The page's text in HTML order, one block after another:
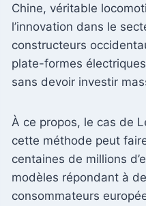
Chine, véritable
l’innovation dans le
constructeurs
plate-formes
sans devoir investir
À ce propos, le cas de
cette méthode peut
centaines de millions
modèles répondant à
consommateurs